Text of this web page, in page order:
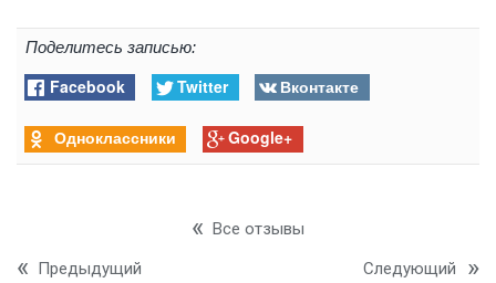
Поделитесь записью:
Facebook Twitter Вконтакте
Одноклассники Google+
Все отзывы
Предыдущий
Следующий